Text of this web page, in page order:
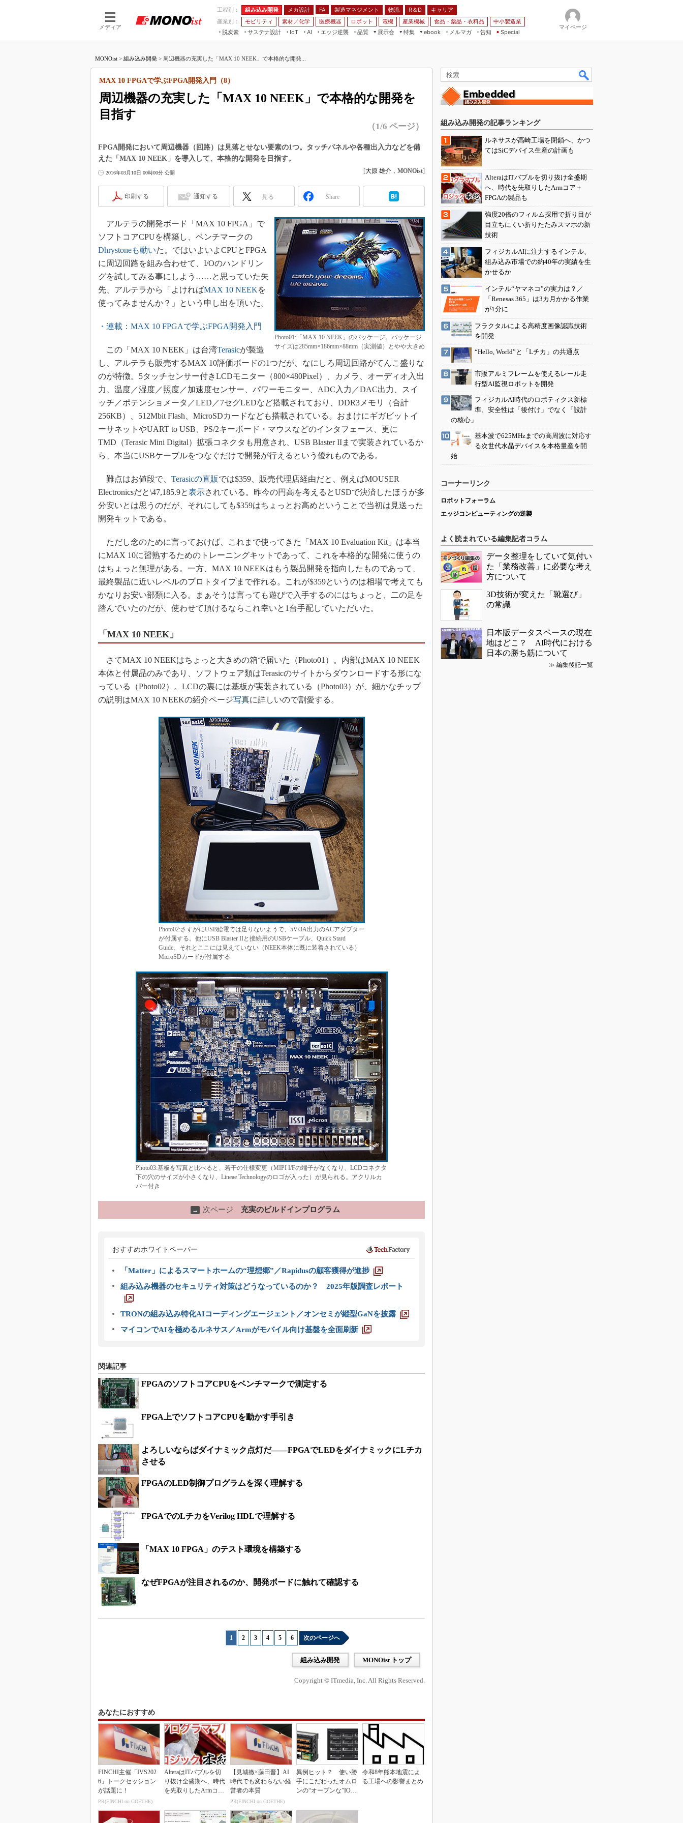
メディア
工程別： 組み込み開発 メカ設計 FA 製造マネジメント 物流 R＆D
キャリア
産業別：
モビリティ 素材／化学 医療機器 ロボット 電機 産業機械 食品・薬品・衣料品
中小製造業
脱炭素
サステナ設計
IoT
つながる工場
つながるサービス
AI
AI×設備保全
Physical AI
エッジ逆襲 品質
展示会
JIMTOF
IIFES
TECHNO-FRONTIER
人テク展
日本ものづくりワールド
AUTOMOTIVE WORLD
産業オープンネット展
特集
つながるクルマ
フィールドサービス
車載ソフト開発
ISO26262
3Dプリンタ
デジタルツインとCAE
S＆OP
インダストリー4.0
イノベーション
製造業ビッグデータ
メイドインジャパン
植物工場
海外生産
グローバル設計・開発
制御セキュリティ
新型コロナへの対応
ebook
モビリティ
メルマガ
告知 Special
マイページ
MONOist > 組み込み開発 > 周辺機器の充実した「MAX 10 NEEK」で本格的な開発...
周辺機器の充実した「MAX 10 NEEK」で本格的な開発を
目指す
MAX 10 FPGAで学ぶFPGA開発入門（8）
（1/6 ページ）
FPGA開発において周辺機器（回路）は見落とせない要素の1つ。タッチパネルや各種出入力などを備
えた「MAX 10 NEEK」を導入して、本格的な開発を目指す。
2016年03月10日 00時00分 公開 [大原 雄介 ， MONOist]
印刷する 通知する 見る Share
Photo01:「MAX 10 NEEK」のパッケージ。パッケージ
サイズは285mm×186mm×88mm（実測値）とやや大きめ
アルテラの開発ボード「MAX 10 FPGA」で
ソフトコアCPUを構築し、ベンチマークの
Dhrystoneも動いた。ではいよいよCPUとFPGA
に周辺回路を組み合わせて、I/Oのハンドリン
グを試してみる事にしよう……と思っていた矢
先、アルテラから「よければMAX 10 NEEKを
使ってみませんか？」という申し出を頂いた。
・連載：MAX 10 FPGAで学ぶFPGA開発入門
この「MAX 10 NEEK」は台湾Terasicが製造
し、アルテラも販売するMAX 10評価ボードの1つだが、なにしろ周辺回路がてんこ盛りな
のが特徴。5タッチセンサー付きLCDモニター（800×480Pixel）、カメラ、オーディオ入出
力、温度／湿度／照度／加速度センサー、パワーモニター、ADC入力／DAC出力、スイ
ッチ／ポテンショメータ／LED／7セグLEDなど搭載されており、DDR3メモリ（合計
256KB）、512Mbit Flash、MicroSDカードなども搭載されている。おまけにギガビットイ
ーサネットやUART to USB、PS/2キーボード・マウスなどのインタフェース、更に
TMD（Terasic Mini Digital）拡張コネクタも用意され、USB Blaster IIまで実装されているか
ら、本当にUSBケーブルをつなぐだけで開発が行えるという優れものである。
難点はお値段で、 Terasicの直販では$359、販売代理店経由だと、例えばMOUSER
Electronicsだと\47,185.9と表示されている。昨今の円高を考えるとUSDで決済したほうが多
分安いとは思うのだが、それにしても$359はちょっとお高めということで当初は見送った
開発キットである。
ただし念のために言っておけば、これまで使ってきた「MAX 10 Evaluation Kit」は本当
にMAX 10に習熟するためのトレーニングキットであって、これを本格的な開発に使うの
はちょっと無理がある。一方、MAX 10 NEEKはもう製品開発を指向したものであって、
最終製品に近いレベルのプロトタイプまで作れる。これが$359というのは相場で考えても
かなりお安い部類に入る。まぁそうは言っても遊びで入手するのにはちょっと、二の足を
踏んでいたのだが、使わせて頂けるならこれ幸いと1台手配していただいた。
「MAX 10 NEEK」
さてMAX 10 NEEKはちょっと大きめの箱で届いた（Photo01）。内部はMAX 10 NEEK
本体と付属品のみであり、ソフトウェア類はTerasicのサイトからダウンロードする形にな
っている（Photo02）。LCDの裏には基板が実装されている（Photo03）が、細かなチップ
の説明はMAX 10 NEEKの紹介ページ写真に詳しいので割愛する。
Photo02:さすがにUSB給電では足りないようで、5V/3A出力のACアダプター
が付属する。他にUSB Blaster IIと接続用のUSBケーブル、Quick Stard
Guide、それとここには見えていない（NEEK本体に既に装着されている）
MicroSDカードが付属する
Photo03:基板を写真と比べると、若干の仕様変更（MIPI I/Fの端子がなくなり、LCDコネクタ
下の穴のサイズが小さくなり、Lineae Technologyのロゴが入った）が見られる。アクリルカ
バー付き
→ 次ページ 充実のビルドインプログラム
おすすめホワイトペーパー
「Matter」によるスマートホームの“理想郷”／Rapidusの顧客獲得が進捗
組み込み機器のセキュリティ対策はどうなっているのか？ 2025年版調査レポート
TRONの組み込み特化AIコーディングエージェント／オンセミが縦型GaNを披露
マイコンでAIを極めるルネサス／Armがモバイル向け基盤を全面刷新
関連記事
FPGAのソフトコアCPUをベンチマークで測定する
FPGA上でソフトコアCPUを動かす手引き
よろしいならばダイナミック点灯だ――FPGAでLEDをダイナミックにLチカ
させる
FPGAのLED制御プログラムを深く理解する
FPGAでのLチカをVerilog HDLで理解する
「MAX 10 FPGA」のテスト環境を構築する
なぜFPGAが注目されるのか、開発ボードに触れて確認する
1 2 3 4 5 6 次のページへ
組み込み開発 MONOist トップ
Copyright © ITmedia, Inc. All Rights Reserved.
あなたにおすすめ
FINCHI主催「IVS202
6」トークセッション
が話題に！
PR(FINCHI on GOETHE)
AlteraはITバブルを切
り抜け全盛期へ、時代
を先取りしたArmコア
【見城徹×藤田晋】AI
時代でも変わらない経
営者の本質
PR(FINCHI on GOETHE)
異例ヒット？ 使い勝
手にこだわったオムロ
ンの“オープンな”IO-L
令和8年熊本地震によ
る工場への影響まとめ
組み込み開発の記事ランキング
ルネサスが高崎工場を閉鎖へ、かつ
てはSiCデバイス生産の計画も
AlteraはITバブルを切り抜け全盛期
へ、時代を先取りしたArmコア＋
FPGAの製品も
強度20倍のフィルム採用で折り目が
目立ちにくい折りたたみスマホの新
技術
フィジカルAIに注力するインテル、
組み込み市場での約40年の実績を生
かせるか
インテル“ヤマネコ”の実力は？／
「Renesas 365」は3カ月かかる作業
が1分に
フラクタルによる高精度画像認識技術
を開発
“Hello, World”と「Lチカ」の共通点
市販アルミフレームを使えるレール走
行型AI監視ロボットを開発
フィジカルAI時代のロボティクス新標
準、安全性は「後付け」でなく「設計
の核心」
基本波で625MHzまでの高周波に対応す
る次世代水晶デバイスを本格量産を開
始
コーナーリンク
ロボットフォーラム
エッジコンピューティングの逆襲
よく読まれている編集記者コラム
データ整理をしていて気付い
た「業務改善」に必要な考え
方について
3D技術が変えた「靴選び」
の常識
日本版データスペースの現在
地はどこ？ AI時代における
日本の勝ち筋について
≫ 編集後記一覧